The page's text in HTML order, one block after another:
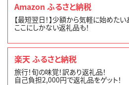
Amazon ふるさと納税
【最短翌日！】少額から気軽に始めたい
ここにしかない返礼品も！
楽天 ふるさと納税
旅行！旬の味覚！訳あり返礼品！
自己負担2,000円で返礼品をゲット！